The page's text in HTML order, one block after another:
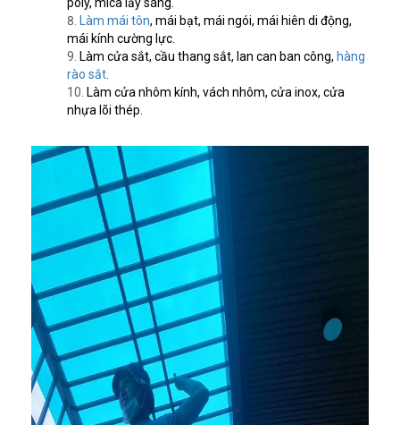
Làm mái tôn, mái bạt, mái ngói, mái hiên di động,
mái kính cường lực.
Làm cửa sắt, cầu thang sắt, lan can ban công, hàng
rào sắt
Làm cửa nhôm kính, vách nhôm, cửa inox, cửa
nhựa lõi thép.